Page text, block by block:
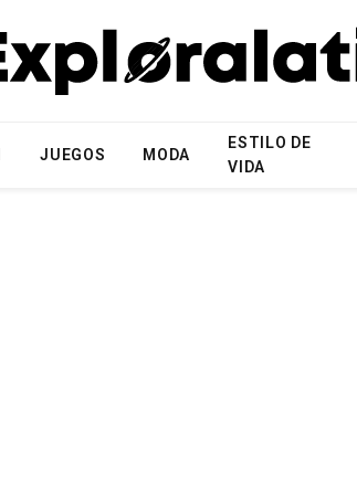
JUEGOS MODA
ESTILO DE
VIDA